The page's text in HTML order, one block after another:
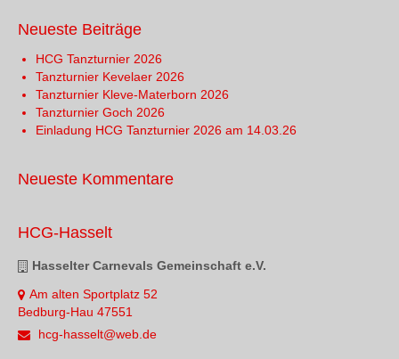
Neueste Beiträge
HCG Tanzturnier 2026
Tanzturnier Kevelaer 2026
Tanzturnier Kleve-Materborn 2026
Tanzturnier Goch 2026
Einladung HCG Tanzturnier 2026 am 14.03.26
Neueste Kommentare
HCG-Hasselt
Hasselter Carnevals Gemeinschaft e.V.
Am alten Sportplatz 52
Bedburg-Hau 47551
hcg-hasselt@web.de